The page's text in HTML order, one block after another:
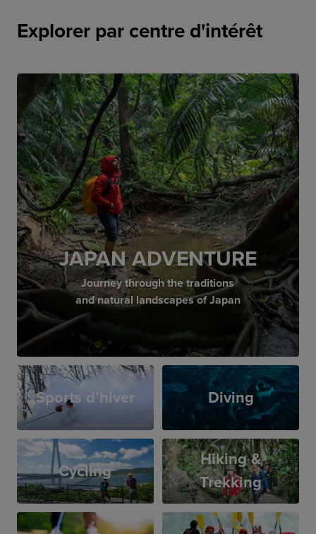
Explorer par centre d'intérêt
JAPAN ADVENTURE
Journey through the traditions
and natural landscapes of Japan
Sports d’hiver Diving
Cycling
Hiking &
Trekking